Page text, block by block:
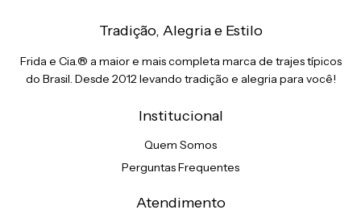
Tradição, Alegria e Estilo
Frida e Cia.® a maior e mais completa marca de trajes típicos
do Brasil. Desde 2012 levando tradição e alegria para você!
Institucional
Quem Somos
Perguntas Frequentes
Atendimento